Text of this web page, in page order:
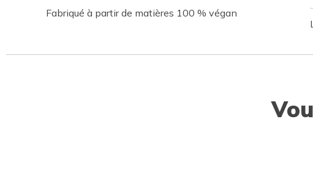
Fabriqué à partir de matières 100 % végan